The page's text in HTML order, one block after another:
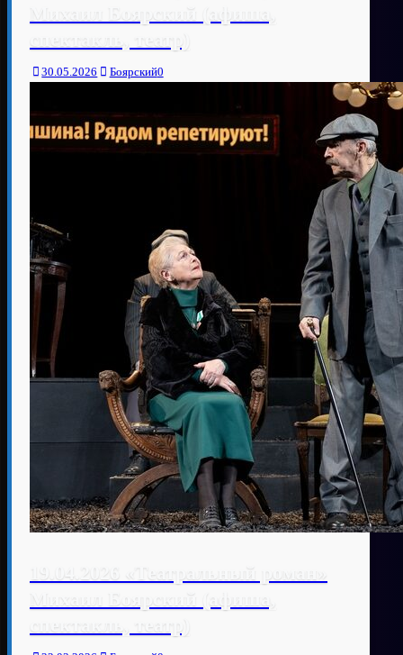
Михаил Боярский (афиша,
спектакль, театр)
30.05.2026 Боярский0
19.04.2026 «Театральный роман»
Михаил Боярский (афиша,
спектакль, театр)